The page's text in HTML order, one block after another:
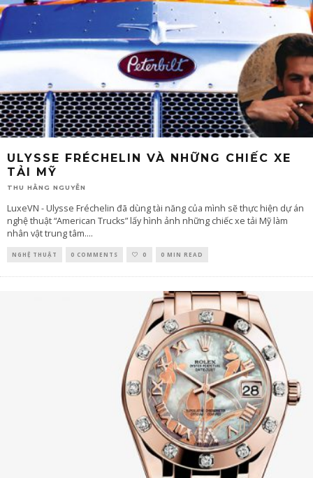
ULYSSE FRÉCHELIN VÀ NHỮNG CHIẾC XE
TẢI MỸ
THU HẰNG NGUYỄN
LuxeVN - Ulysse Fréchelin đã dùng tài năng của mình sẽ thực hiện dự án
nghệ thuật “American Trucks” lấy hình ảnh những chiếc xe tải Mỹ làm
nhân vật trung tâm....
NGHỆ THUẬT 0 COMMENTS 0 0 MIN READ